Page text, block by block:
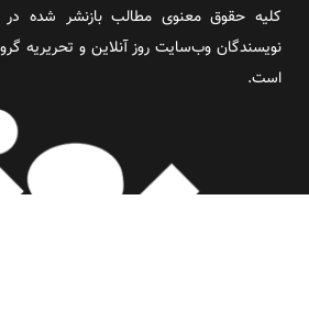
کلیه حقوق معنوی مطالب بازنشر شده
نویسندگان وب‌سایت روز آنلاین و تحریریه
است.